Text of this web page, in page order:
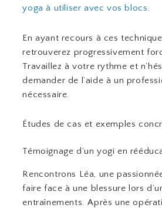
yoga à utiliser avec vos blocs.
En ayant recours à ces
retrouverez progressivement
Travaillez à votre rythme et
demander de l’aide à un
nécessaire.
Études de cas et exemples
Témoignage d’un yogi en
Rencontrons Léa, une
faire face à une blessure lors
entraînements. Après une